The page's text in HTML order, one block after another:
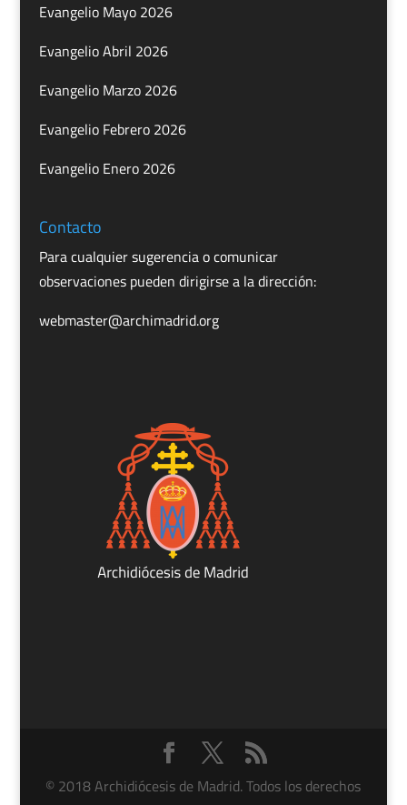
Evangelio Mayo 2026
Evangelio Abril 2026
Evangelio Marzo 2026
Evangelio Febrero 2026
Evangelio Enero 2026
Contacto
Para cualquier sugerencia o comunicar
observaciones pueden dirigirse a la dirección:
webmaster@archimadrid.org
© 2018 Archidiócesis de Madrid. Todos los derechos